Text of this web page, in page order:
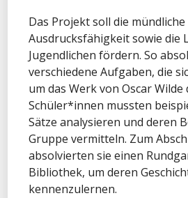
Das Projekt soll die
Ausdrucksfähigkeit sowie die
Jugendlichen fördern. So
verschiedene Aufgaben, die
um das Werk von Oscar Wilde
Schüler*innen mussten
Sätze analysieren und deren
Gruppe vermitteln. Zum
absolvierten sie einen
Bibliothek, um deren
kennenzulernen.